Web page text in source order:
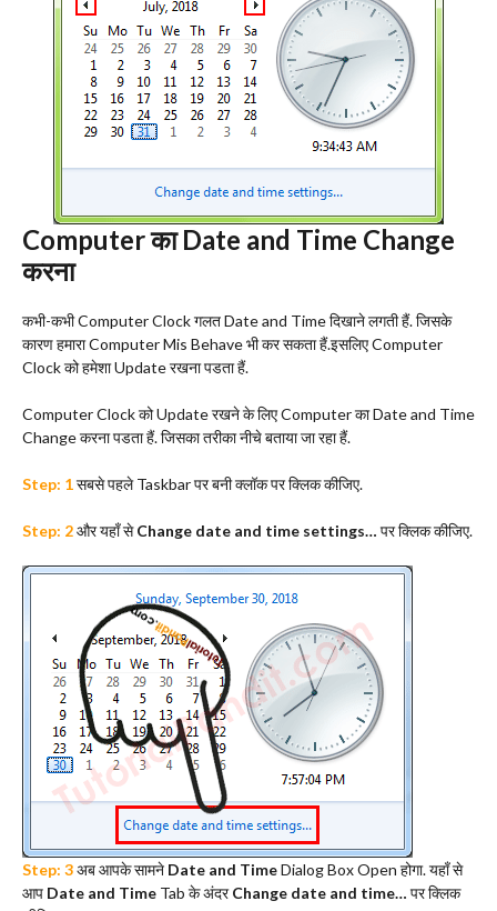
Computer का Date and Time Change
करना
कभी-कभी Computer Clock गलत Date and Time दिखाने लगती हैं. जिसके
कारण हमारा Computer Mis Behave भी कर सकता हैं.इसलिए Computer
Clock को हमेशा Update रखना पडता हैं.
Computer Clock को Update रखने के लिए Computer का Date and Time
Change करना पडता हैं. जिसका तरीका नीचे बताया जा रहा हैं.
Step: 1सबसे पहले Taskbar पर बनी क्लॉक पर क्लिक कीजिए.
Step: 2और यहाँ सेChange date and time settings… पर क्लिक कीजिए.
Step: 3अब आपके सामने Date and TimeDialog Box Open होगा. यहाँ से
आप Date and Time Tab के अंदरChange date and time… पर क्लिक